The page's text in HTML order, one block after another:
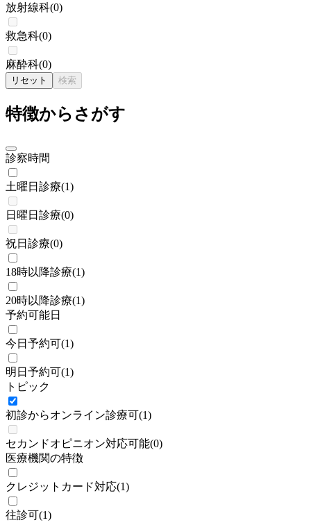
放射線科(0)
救急科(0)
麻酔科(0)
リセット 検索
特徴からさがす
診察時間
土曜日診療(1)
日曜日診療(0)
祝日診療(0)
18時以降診療(1)
20時以降診療(1)
予約可能日
今日予約可(1)
明日予約可(1)
トピック
初診からオンライン診療可(1)
セカンドオピニオン対応可能(0)
医療機関の特徴
クレジットカード対応(1)
往診可(1)